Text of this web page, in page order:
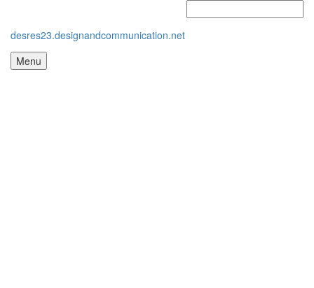
desres23.designandcommunication.net
Menu